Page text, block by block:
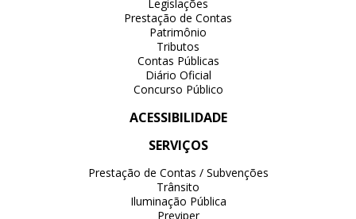
Legislações
Prestação de Contas
Patrimônio
Tributos
Contas Públicas
Diário Oficial
Concurso Público
ACESSIBILIDADE
SERVIÇOS
Prestação de Contas / Subvenções
Trânsito
Iluminação Pública
Previper